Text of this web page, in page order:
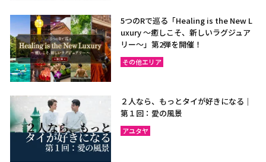
5つのRで巡る「Healing is the New L
uxury ～癒しこそ、新しいラグジュア
リー〜」第2弾を開催！
その他エリア
２人なら、もっとタイが好きになる｜
第１回：愛の風景
アユタヤ